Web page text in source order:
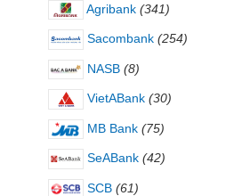
Agribank (341)
Sacombank (254)
NASB (8)
VietABank (30)
MB Bank (75)
SeABank (42)
SCB (61)